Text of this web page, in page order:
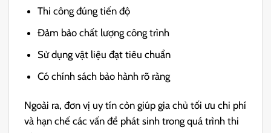
Thi công đúng tiến độ
Đảm bảo chất lượng công trình
Sử dụng vật liệu đạt tiêu chuẩn
Có chính sách bảo hành rõ ràng
Ngoài ra, đơn vị uy tín còn giúp gia chủ tối ưu chi phí
và hạn chế các vấn đề phát sinh trong quá trình thi